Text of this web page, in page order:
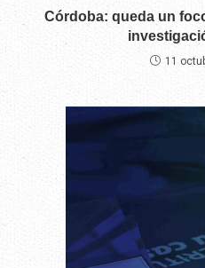
Córdoba: queda un
11